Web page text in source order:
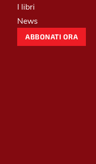
I libri
News
ABBONATI ORA